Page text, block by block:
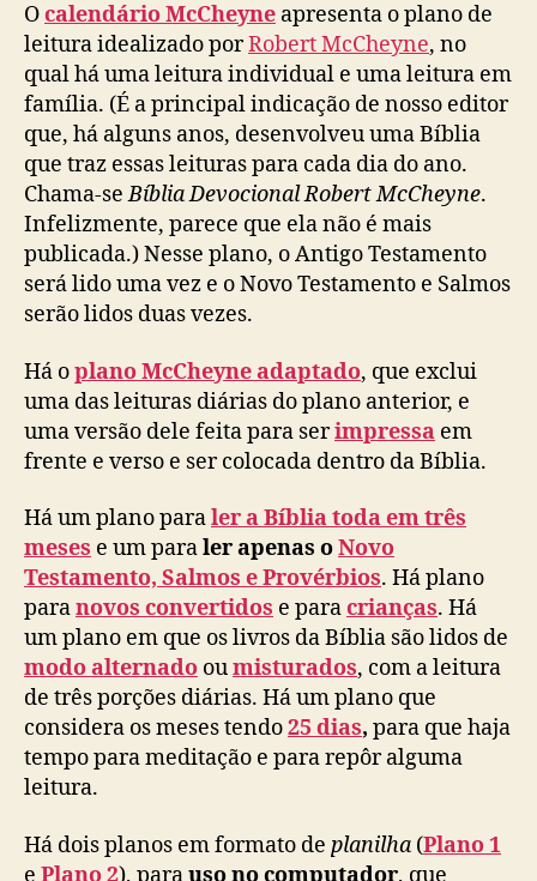
Ocalendário McCheyne apresenta o plano de
leitura idealizado porRobert McCheyne, no
qual há uma leitura individual e uma leitura em
família. (É a principal indicação de nosso editor
que, há alguns anos, desenvolveu uma Bíblia
que traz essas leituras para cada dia do ano.
Chama-seBíblia Devocional Robert McCheyne.
Infelizmente, parece que ela não é mais
publicada.) Nesse plano, o Antigo Testamento
será lido uma vez e o Novo Testamento e Salmos
serão lidos duas vezes.
Há oplano McCheyne adaptado, que exclui
uma das leituras diárias do plano anterior, e
uma versão dele feita para serimpressa em
frente e verso e ser colocada dentro da Bíblia.
Há um plano paraler a Bíblia toda em três
meses e um paraler apenas oNovo
Testamento, Salmos e Provérbios. Há plano
paranovos convertidos e paracrianças. Há
um plano em que os livros da Bíblia são lidos de
modo alternado oumisturados, com a leitura
de três porções diárias. Há um plano que
considera os meses tendo25 dias, para que haja
tempo para meditação e para repôr alguma
leitura.
Há dois planos em formato de planilha (Plano 1
e Plano 2), para uso no computador, que